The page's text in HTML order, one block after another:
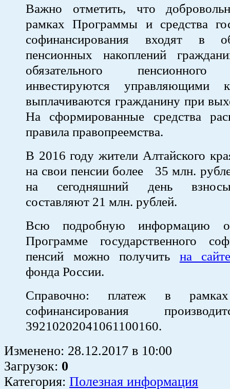
Важно отметить, что
рамках Программы и средства
софинансирования входят в
пенсионных накоплений
обязательного пенсионного
инвестируются управляющими
выплачиваются гражданину при
На сформированные средства
правила правопреемства.
В 2016 году жители Алтайского
на свои пенсии более 35 млн.
на сегодняшний день
составляют 21 млн. рублей.
Всю подробную информацию
Программе государственного
пенсий можно получить на
фонда России.
Справочно: платеж в
софинансирования
39210202041061100160.
Изменено: 28.12.2017 в 10:00
Загрузок: 0
Категория: Полезная информация